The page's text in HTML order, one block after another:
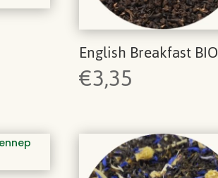
English Breakfast BIO
€3,35